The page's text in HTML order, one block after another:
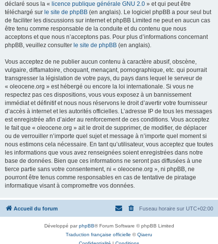
déclaré sous la « licence publique générale GNU 2.0 » et qui peut être
téléchargé sur le site de phpBB (en anglais). Le logiciel phpBB a pour seul but
de faciliter les discussions sur internet et phpBB Limited ne peut en aucun cas
être tenu comme responsable de la conduite et du contenu que nous
acceptons et que nous n’acceptons pas. Pour plus d’informations concernant
phpBB, veuillez consulter le site de phpBB (en anglais).
Vous acceptez de ne publier aucun contenu à caractère abusif, obscène,
vulgaire, diffamatoire, choquant, menaçant, pornographique, etc. qui pourrait
transgresser la législation de votre pays, du pays dans lequel le serveur de
« oleocene.org » est hébergé ou encore la loi internationale. Si vous ne
respectez pas ces dispositions, vous vous exposez à un bannissement
immédiat et définitif et nous nous réservons le droit d’avertir votre fournisseur
d’accès à internet et les autorités officielles. L’adresse IP de tous les messages
est enregistrée afin d’aider au renforcement de ces conditions. Vous acceptez
le fait que « oleocene.org » ait le droit de supprimer, de modifier, de déplacer
ou de verrouiller n’importe quel sujet et message à n’importe quel moment si
nous estimons cela nécessaire. En tant qu’utilisateur, vous acceptez que toutes
les informations que vous avez renseignées soient enregistrées dans notre
base de données. Bien que ces informations ne seront pas diffusées à une
tierce partie sans votre consentement, ni « oleocene.org », ni phpBB, ne
pourront être tenus comme responsables en cas de tentative de piratage
informatique visant à compromettre vos données.
Accueil du forum Fuseau horaire sur UTC+02:00
Développé parphpBB® Forum Software © phpBB Limited
Traduction française officielle ©Qiaeru